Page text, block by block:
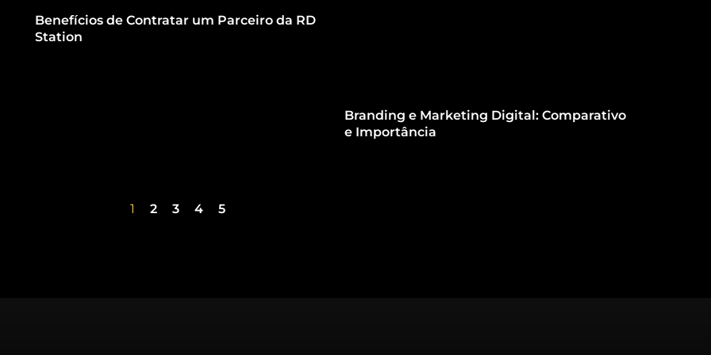
Benefícios de Contratar um Parceiro da RD
Station
Branding e Marketing Digital: Comparativo
e Importância
1 2 3 4 5